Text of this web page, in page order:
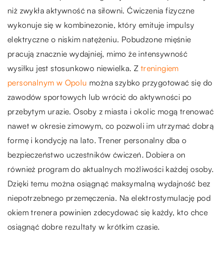
niż zwykła aktywność na siłowni. Ćwiczenia fizyczne
wykonuje się w kombinezonie, który emituje impulsy
elektryczne o niskim natężeniu. Pobudzone mięśnie
pracują znacznie wydajniej, mimo że intensywność
wysiłku jest stosunkowo niewielka. Z treningiem
personalnym w Opolu można szybko przygotować się do
zawodów sportowych lub wrócić do aktywności po
przebytym urazie. Osoby z miasta i okolic mogą trenować
nawet w okresie zimowym, co pozwoli im utrzymać dobrą
formę i kondycję na lato. Trener personalny dba o
bezpieczeństwo uczestników ćwiczeń. Dobiera on
również program do aktualnych możliwości każdej osoby.
Dzięki temu można osiągnąć maksymalną wydajność bez
niepotrzebnego przemęczenia. Na elektrostymulację pod
okiem trenera powinien zdecydować się każdy, kto chce
osiągnąć dobre rezultaty w krótkim czasie.